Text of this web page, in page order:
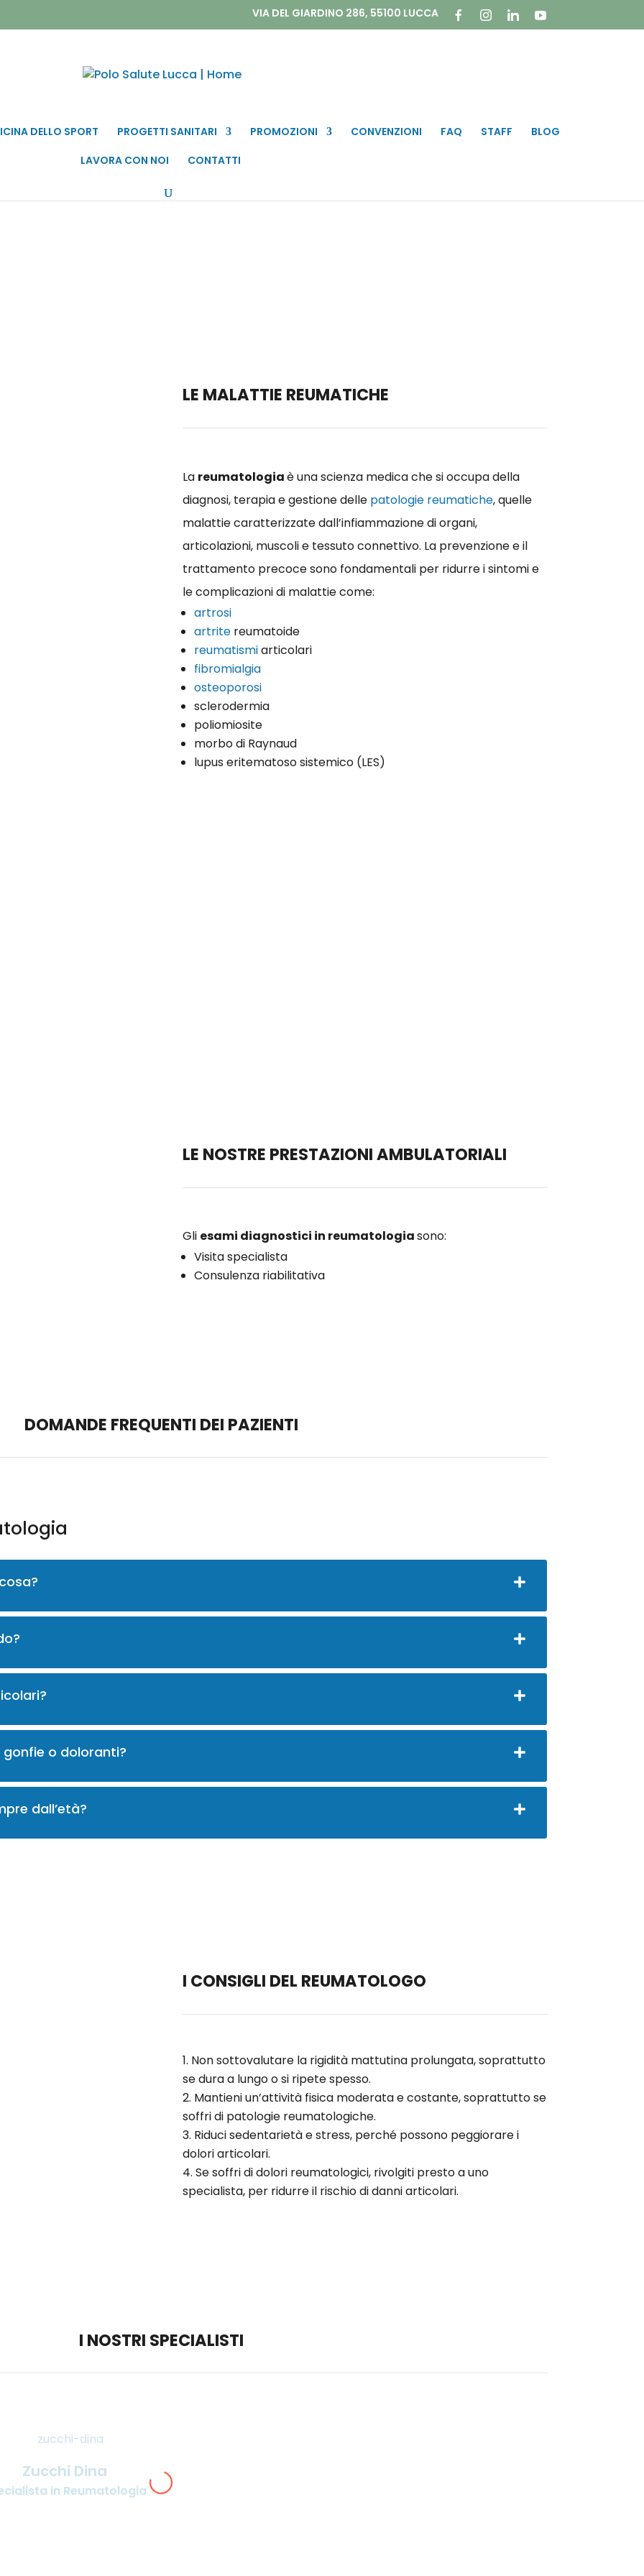
VIA DEL GIARDINO 286, 55100 LUCCA
DELLO SPORT PROGETTI SANITARI PROMOZIONI CONVENZIONI FAQ STAFF
BLOG
LAVORA CON NOI
CONTATTI
LE MALATTIE REUMATICHE
La reumatologiaè una scienza medica che si occupa della
diagnosi, terapia e gestione delle patologie reumatiche, quelle
malattie caratterizzate dall’infiammazione di organi,
articolazioni, muscoli e tessuto connettivo. La prevenzione e il
trattamento precoce sono fondamentali per ridurre i sintomi e
le complicazioni di malattie come:
artrosi
artritereumatoide
reumatismiarticolari
fibromialgia
osteoporosi
sclerodermia
poliomiosite
morbo di Raynaud
lupus eritematoso sistemico (LES)
LE NOSTRE PRESTAZIONI AMBULATORIALI
Gli esami diagnostici in reumatologiasono:
Visita specialista
Consulenza riabilitativa
DOMANDE FREQUENTI DEI PAZIENTI
o doloranti?
dall’età?
I CONSIGLI DEL REUMATOLOGO
Non sottovalutare la rigidità mattutina prolungata, soprattutto
se dura a lungo o si ripete spesso.
Mantieni un’attività fisica moderata e costante, soprattutto se
soffri di patologie reumatologiche.
Riduci sedentarietà e stress, perché possono peggiorare i
dolori articolari.
Se soffri di dolori reumatologici, rivolgiti presto a uno
specialista, per ridurre il rischio di danni articolari.
I NOSTRI SPECIALISTI
Zucchi Dina
in Reumatologia